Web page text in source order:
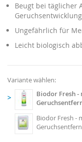
Beugt bei täglicher
Ungefährlich für
Leicht biologisch
Variante wählen:
>
Biodor Fresh
Biodor Fresh -